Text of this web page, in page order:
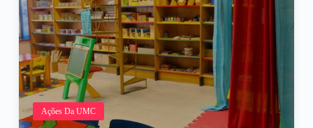
Ações Da UMC